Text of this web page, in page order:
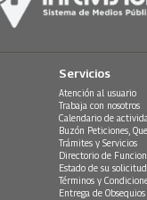
Servicios
Atención al usuario
Trabaja con nosotros
Calendario de
Buzón Peticiones,
Trámites y Servicios
Directorio de
Estado de su solicitud
Términos y
Entrega de Obsequios